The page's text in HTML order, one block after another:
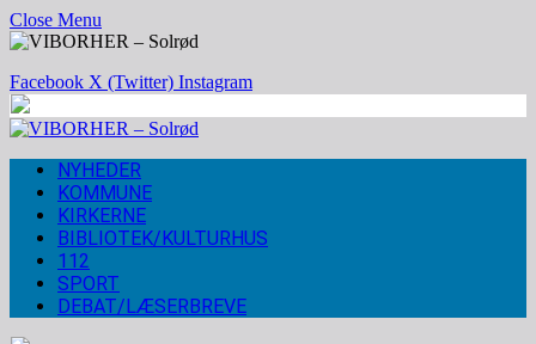
Close Menu
Facebook X (Twitter) Instagram
NYHEDER
KOMMUNE
KIRKERNE
BIBLIOTEK/KULTURHUS
112
SPORT
DEBAT/LÆSERBREVE